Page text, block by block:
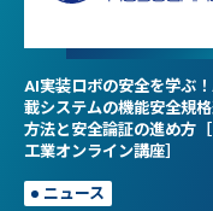
AI実装ロボの安全を学ぶ
載システムの機能安全規
方法と安全論証の進め方［
工業オンライン講座］
ニュース